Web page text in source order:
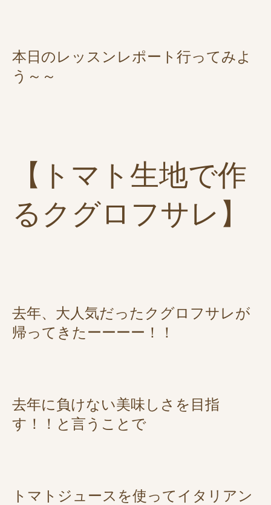
本日のレッスンレポート行ってみよ
う～～
【トマト生地で作
るクグロフサレ】
去年、大人気だったクグロフサレが
帰ってきたーーーー！！
去年に負けない美味しさを目指
す！！と言うことで
トマトジュースを使ってイタリアン